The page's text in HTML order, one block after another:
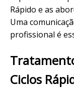
Rápido e as
Uma
profissional é
Ciclos